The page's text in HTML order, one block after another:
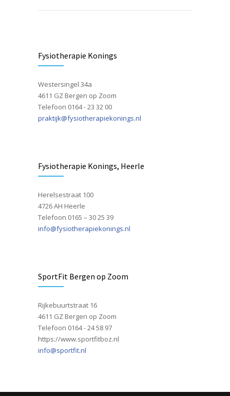
Fysiotherapie Konings
Westersingel 34a
4611 GZ Bergen op Zoom
Telefoon 0164 - 23 32 00
praktijk@fysiotherapiekonings.nl
Fysiotherapie Konings, Heerle
Herelsestraat 100
4726 AH Heerle
Telefoon 0165 – 30 25 39
info@fysiotherapiekonings.nl
SportFit Bergen op Zoom
Rijkebuurtstraat 16
4611 GZ Bergen op Zoom
Telefoon 0164 - 24 58 97
https://www.sportfitboz.nl
info@sportfit.nl